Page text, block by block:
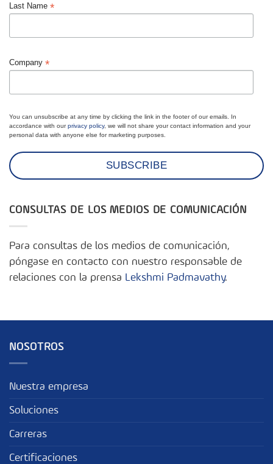
Last Name *
Company *
You can unsubscribe at any time by clicking the link in the footer of our emails. In
accordance with ourprivacy policy, we will not share your contact information and your
personal data with anyone else for marketing purposes.
CONSULTAS DE LOS MEDIOS DE COMUNICACIÓN
Para consultas de los medios de comunicación,
póngase en contacto con nuestro responsable de
relaciones con la prensa Lekshmi Padmavathy.
NOSOTROS
Nuestra empresa
Soluciones
Carreras
Certificaciones